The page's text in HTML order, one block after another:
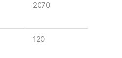
2070
120